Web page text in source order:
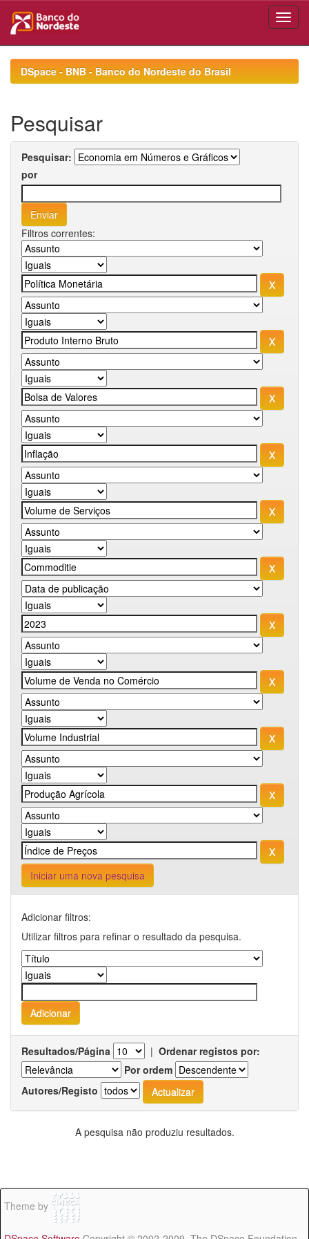
navigationDSpace - BNB - Banco do Nordeste do Brasil
Pesquisar
Pesquisar:
por
Filtros correntes:
Iniciar uma nova pesquisa
Adicionar filtros:
Utilizar filtros para refinar o resultado da pesquisa.
Resultados/Página | Ordenar registos por:
Por ordem
Autores/Registo
A pesquisa não produziu resultados.
Theme by